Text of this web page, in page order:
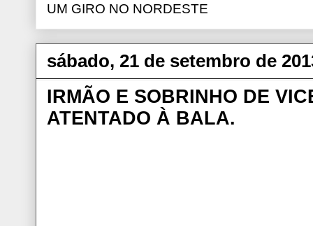
UM GIRO NO NORDESTE
sábado, 21 de setembro de
IRMÃO E SOBRINHO DE
ATENTADO À BALA.